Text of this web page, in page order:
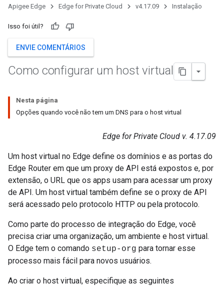
Apigee Edge Edge for Private Cloud v4.17.09 Instalação
Isso foi útil?
ENVIE COMENTÁRIOS
Como configurar um host virtual
Nesta página
Opções quando você não tem um DNS para o host virtual
Edge for Private Cloud v. 4.17.09
Um host virtual no Edge define os domínios e as portas do
Edge Router em que um proxy de API está expostos e, por
extensão, o URL que os apps usam para acessar um proxy
de API. Um host virtual também define se o proxy de API
será acessado pelo protocolo HTTP ou pela protocolo.
Como parte do processo de integração do Edge, você
precisa criar uma organização, um ambiente e host virtual.
O Edge tem o comando setup-org para tornar esse
processo mais fácil para novos usuários.
Ao criar o host virtual, especifique as seguintes